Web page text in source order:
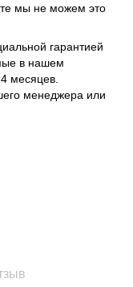
мы не можем это
гарантией
в нашем
месяцев.
менеджера или